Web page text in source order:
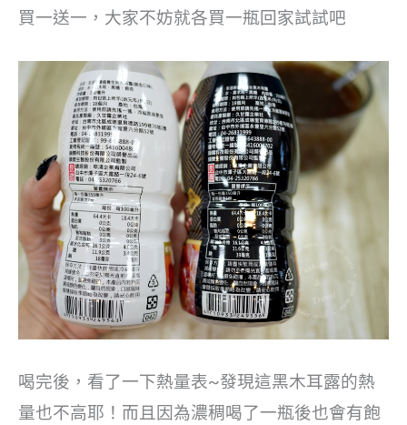
買一送一，大家不妨就各買一瓶回家試試吧
喝完後，看了一下熱量表~發現這黑木耳露的熱
量也不高耶！而且因為濃稠喝了一瓶後也會有飽